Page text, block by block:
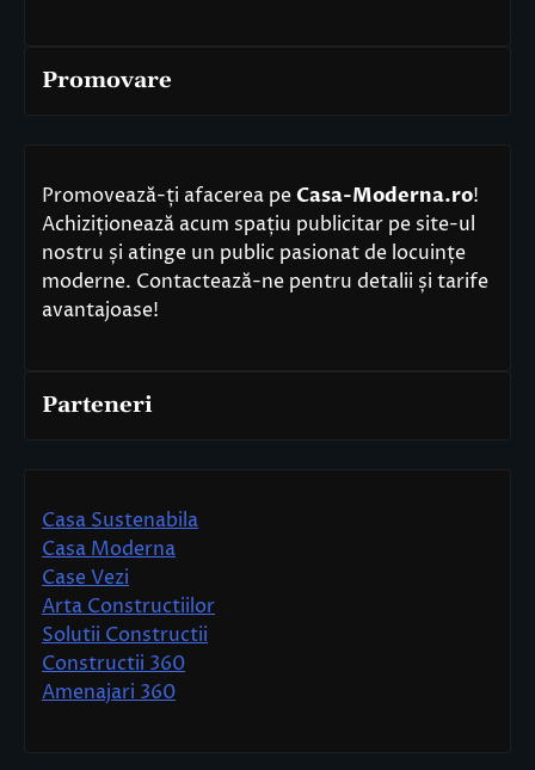
Promovare
Promovează-ți afacerea pe Casa-Moderna.ro!
Achiziționează acum spațiu publicitar pe site-ul
nostru și atinge un public pasionat de locuințe
moderne. Contactează-ne pentru detalii și tarife
avantajoase!
Parteneri
Casa Sustenabila
Casa Moderna
Case Vezi
Arta Constructiilor
Solutii Constructii
Constructii 360
Amenajari 360